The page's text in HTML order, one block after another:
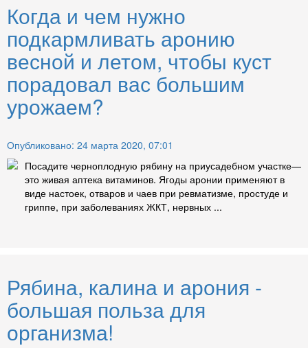
Когда и чем нужно
подкармливать аронию
весной и летом, чтобы куст
порадовал вас большим
урожаем?
Опубликовано: 24 марта 2020, 07:01
Посадите черноплодную рябину на приусадебном участке—
это живая аптека витаминов. Ягоды аронии применяют в
виде настоек, отваров и чаев при ревматизме, простуде и
гриппе, при заболеваниях ЖКТ, нервных ...
Рябина, калина и арония -
большая польза для
организма!